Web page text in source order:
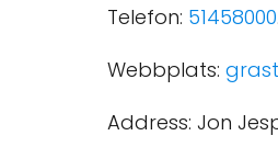
Telefon: 51458000.
Webbplats:
Address: Jon